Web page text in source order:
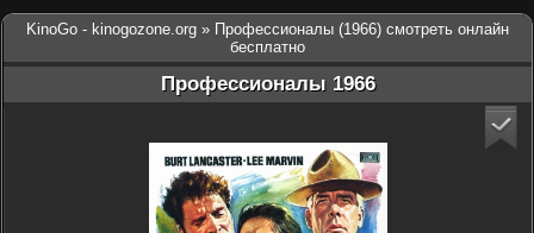
KinoGo - kinogozone.org » Профессионалы (1966) смотреть онлайн
бесплатно
Профессионалы 1966